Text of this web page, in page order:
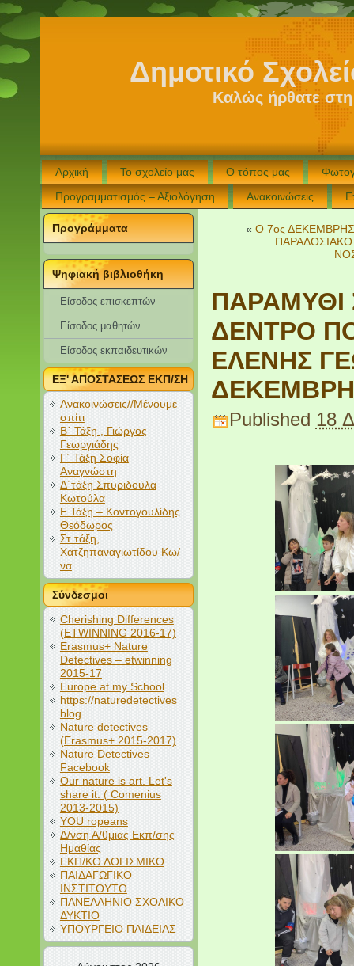
Δημοτικό
Καλώς ήρθατε
Αρχική Το σχολείο μας Ο τόπος μας
Προγραμματισμός – Αξιολόγηση
Ανακοινώσεις
Προγράμματα
Ψηφιακή βιβλιοθήκη
Είσοδος επισκεπτών
Eίσοδος μαθητών
Είσοδος εκπαιδευτικών
ΕΞ' ΑΠΟΣΤΑΣΕΩΣ ΕΚΠ/ΣΗ
Ανακοινώσεις//Μένουμε
σπίτι
Β΄ Τάξη , Γιώργος
Γεωργιάδης
Γ΄ Τάξη Σοφία
Αναγνώστη
Δ΄τάξη Σπυριδούλα
Κωτούλα
Ε Τάξη – Κοντογουλίδης
Θεόδωρος
Στ τάξη,
Χατζηπαναγιωτίδου Κω/
να
Σύνδεσμοι
Cherishing Differences
(ETWINNING 2016-17)
Erasmus+ Nature
Detectives – etwinning
2015-17
Europe at my School
https://naturedetectives
blog
Nature detectives
(Erasmus+ 2015-2017)
Nature Detectives
Facebook
Our nature is art. Let's
share it. ( Comenius
2013-2015)
YOU ropeans
Δ/νση Α/θμιας Εκπ/σης
Ημαθίας
ΕΚΠ/ΚΟ ΛΟΓΙΣΜΙΚΟ
ΠΑΙΔΑΓΩΓΙΚΟ
ΙΝΣΤΙΤΟΥΤΟ
ΠΑΝΕΛΛΗΝΙΟ ΣΧΟΛΙΚΟ
ΔΥΚΤΙΟ
ΥΠΟΥΡΓΕΙΟ ΠΑΙΔΕΙΑΣ
«Ο 7ος
ΠΑΡΑΜΥΘΙ
ΔΕΝΤΡΟ
ΕΛΕΝΗΣ
Published 18